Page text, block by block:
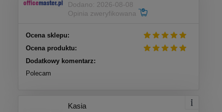
Dodano: 2026-08-08
Opinia zweryfikowana
Ocena sklepu:
Ocena produktu:
Dodatkowy komentarz:
Polecam
Kasia